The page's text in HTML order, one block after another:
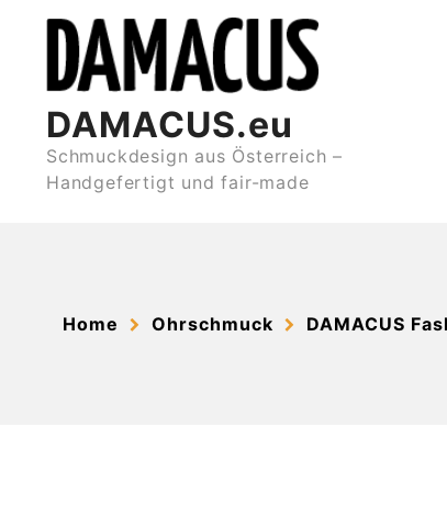
content
DAMACUS.eu
Schmuckdesign aus Österreich –
Handgefertigt und fair-made
Home Ohrschmuck DAMACUS